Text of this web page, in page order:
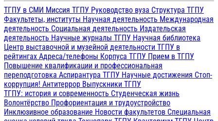
ТГПУ в СМИ Миссия ТГПУ Руководство вуза Структура ТГПУ
Факультеты, институты Научная деятельность Международная
деятельность Социальная деятельность Издательская
деятельность Научные журналы ТГПУ Научная библиотека
Центр выставочной и музейной деятельности ТГПУ в
рейтингах Адреса/телефоны Корпуса ТГПУ Прием в ТГПУ
Повышение квалификации и профессиональная
переподготовка Аспирантура ТГПУ Научные достижения Стоп-
коррупция! Антитеррор Выпускники ТГПУ
ТГПУ: история и современность Студенческая жизнь
Волонтёрство Профориентация и трудоустройство
Инклюзивное образование Новости факультетов Специальная